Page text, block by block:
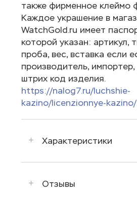
также фирменное клеймо
Каждое украшение в
WatchGold.ru имеет
которой указан: артикул,
проба, вес, вставка если
производитель,
штрих код изделия.
https://nalog7.ru/luchshie-
kazino/licenzionnye-kazino/
Характеристики
Отзывы